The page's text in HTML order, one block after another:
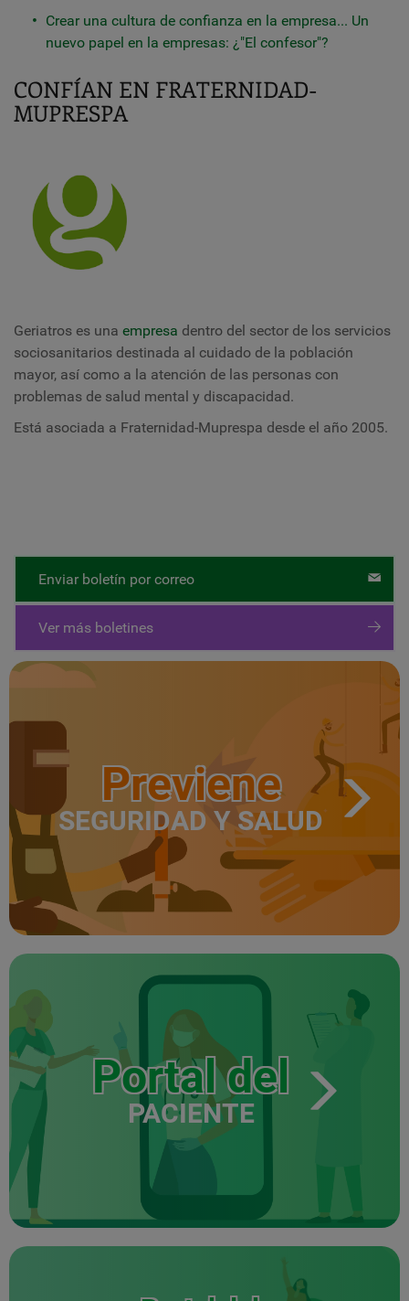
Crear una cultura de confianza en la empresa... Un
nuevo papel en la empresas: ¿"El confesor"?
CONFÍAN EN FRATERNIDAD-
MUPRESPA
Geriatros es una empresa dentro del sector de los servicios
sociosanitarios destinada al cuidado de la población
mayor, así como a la atención de las personas con
problemas de salud mental y discapacidad.
Está asociada a Fraternidad-Muprespa desde el año 2005.
Enviar boletín por correo
Ver más boletines
Previene
SEGURIDAD Y SALUD
Portal del
PACIENTE